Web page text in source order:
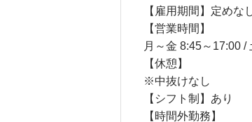
【雇用期間】定めな
【営業時間】
月～金 8:45～17:00 /
【休憩】
※中抜けなし
【シフト制】あり
【時間外勤務】